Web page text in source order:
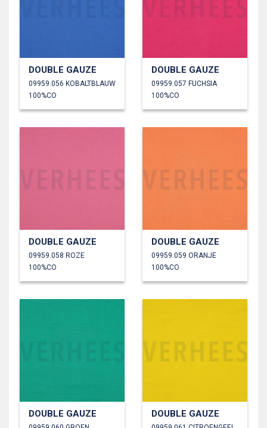
DOUBLE GAUZE
09959.056 KOBALTBLAUW
100%CO
DOUBLE GAUZE
09959.057 FUCHSIA
100%CO
DOUBLE GAUZE
09959.058 ROZE
100%CO
DOUBLE GAUZE
09959.059 ORANJE
100%CO
DOUBLE GAUZE DOUBLE GAUZE